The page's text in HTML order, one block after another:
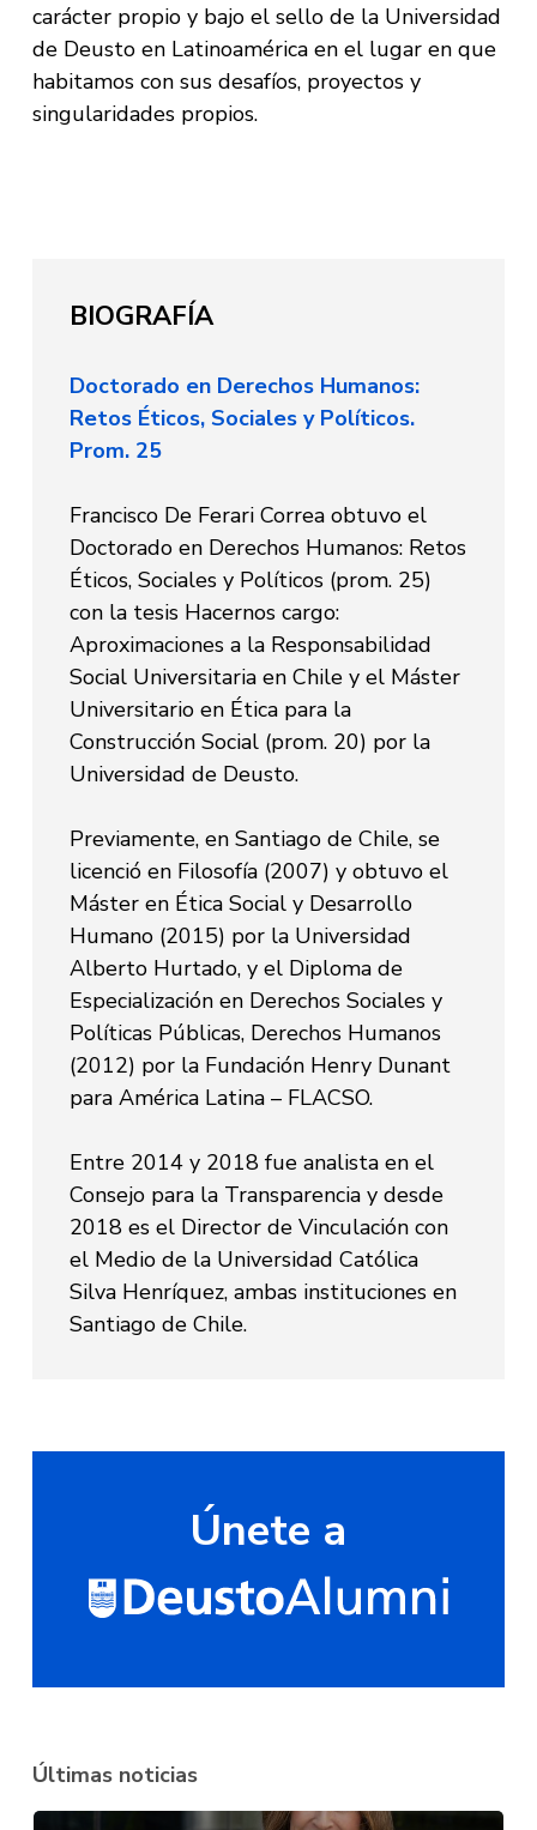
carácter propio y bajo el sello de la Universidad
de Deusto en Latinoamérica en el lugar en que
habitamos con sus desafíos, proyectos y
singularidades propios.
BIOGRAFÍA
Doctorado en Derechos Humanos:
Retos Éticos, Sociales y Políticos.
Prom. 25
Francisco De Ferari Correa obtuvo el
Doctorado en Derechos Humanos: Retos
Éticos, Sociales y Políticos (prom. 25)
con la tesis Hacernos cargo:
Aproximaciones a la Responsabilidad
Social Universitaria en Chile y el Máster
Universitario en Ética para la
Construcción Social (prom. 20) por la
Universidad de Deusto.
Previamente, en Santiago de Chile, se
licenció en Filosofía (2007) y obtuvo el
Máster en Ética Social y Desarrollo
Humano (2015) por la Universidad
Alberto Hurtado, y el Diploma de
Especialización en Derechos Sociales y
Políticas Públicas, Derechos Humanos
(2012) por la Fundación Henry Dunant
para América Latina – FLACSO.
Entre 2014 y 2018 fue analista en el
Consejo para la Transparencia y desde
2018 es el Director de Vinculación con
el Medio de la Universidad Católica
Silva Henríquez, ambas instituciones en
Santiago de Chile.
Únete a
Últimas noticias